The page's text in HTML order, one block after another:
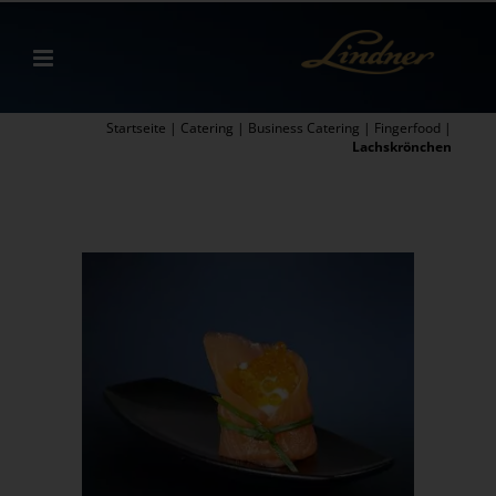
springen
Startseite | Catering | Business Catering | Fingerfood |
Lachskrönchen